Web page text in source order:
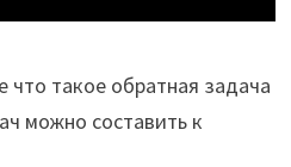
что такое обратная задача
можно составить к